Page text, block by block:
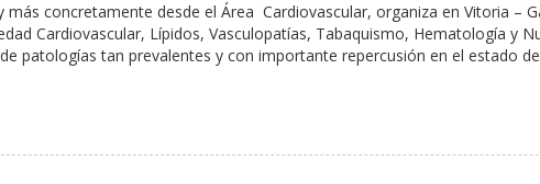
más concretamente desde el Área Cardiovascular, organiza en Vitoria –
Cardiovascular, Lípidos, Vasculopatías, Tabaquismo, Hematología y
patologías tan prevalentes y con importante repercusión en el estado